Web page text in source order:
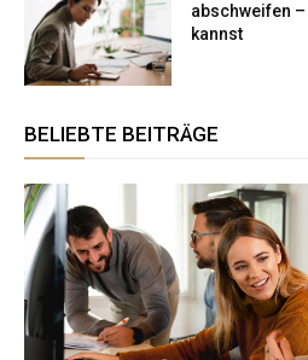
abschweifen
kannst
BELIEBTE BEITRÄGE